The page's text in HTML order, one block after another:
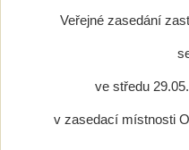
Veřejné zasedání
ve středu
v zasedací místnosti